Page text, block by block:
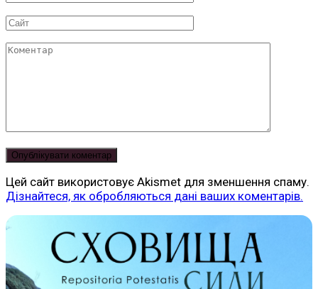
*
Сайт
Коментар
Цей сайт використовує Akismet для зменшення спаму.
Дізнайтеся, як обробляються дані ваших коментарів.